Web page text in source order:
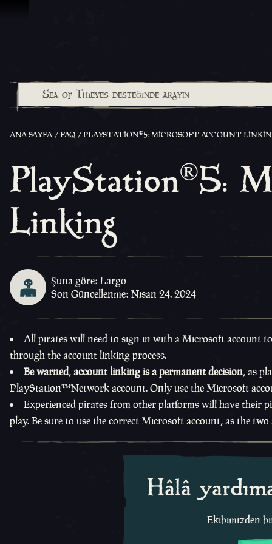
ANA SAYFA FAQ PLAYSTATION®5: MICROSOFT ACCOUNT
PlayStation®5:
Linking
Şuna göre: Largo
Son Güncellenme: Nisan 24. 2024
All pirates will need to sign in with a Microsoft account
through the account linking process.
Be warned,account linking is a permanent decision, as
PlayStation™Network account. Only use the Microsoft
Experienced pirates from other platforms will have their
play. Be sure to use the correct Microsoft account, as the
Hâlâ
Ekibimizden